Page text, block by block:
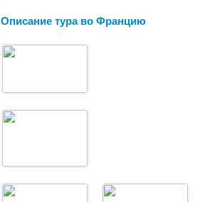
Описание тура во Францию